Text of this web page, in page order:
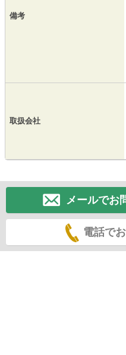
備考
取扱会社
メールでお
電話で